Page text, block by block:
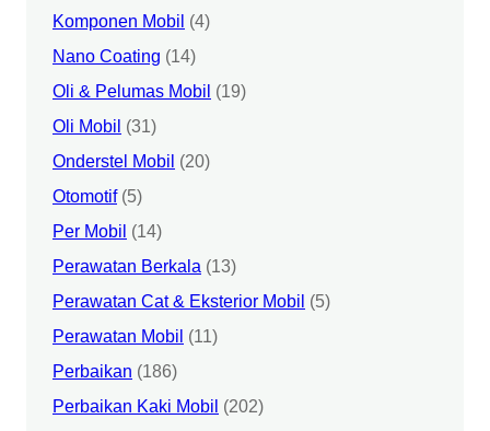
Komponen Mobil (4)
Nano Coating (14)
Oli & Pelumas Mobil (19)
Oli Mobil (31)
Onderstel Mobil (20)
Otomotif(5)
Per Mobil (14)
Perawatan Berkala (13)
Perawatan Cat & Eksterior Mobil (5)
Perawatan Mobil (11)
Perbaikan (186)
Perbaikan Kaki Mobil (202)